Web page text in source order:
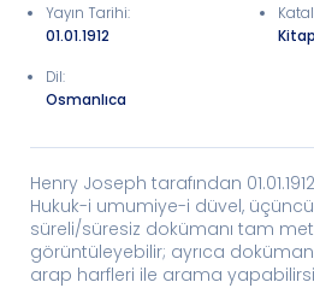
Yayın Tarihi:
01.01.1912
Dil:
Osmanlıca
Henry Joseph tarafından
Hukuk-i umumiye-i düvel, üçüncü
süreli/süresiz dokümanı tam
görüntüleyebilir; ayrıca
arap harfleri ile arama